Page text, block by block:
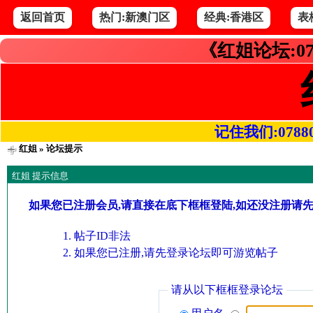
返回首页 热门:新澳门区 经典:香港区 表
《红姐论坛
记住我们
红姐» 论坛提示
红姐 提示信息
如果您已注册会员,请直接在底下框框登陆,如还没注册请
帖子ID非法
如果您已注册,请先登录论坛即可游览帖子
请从以下框框登录论坛